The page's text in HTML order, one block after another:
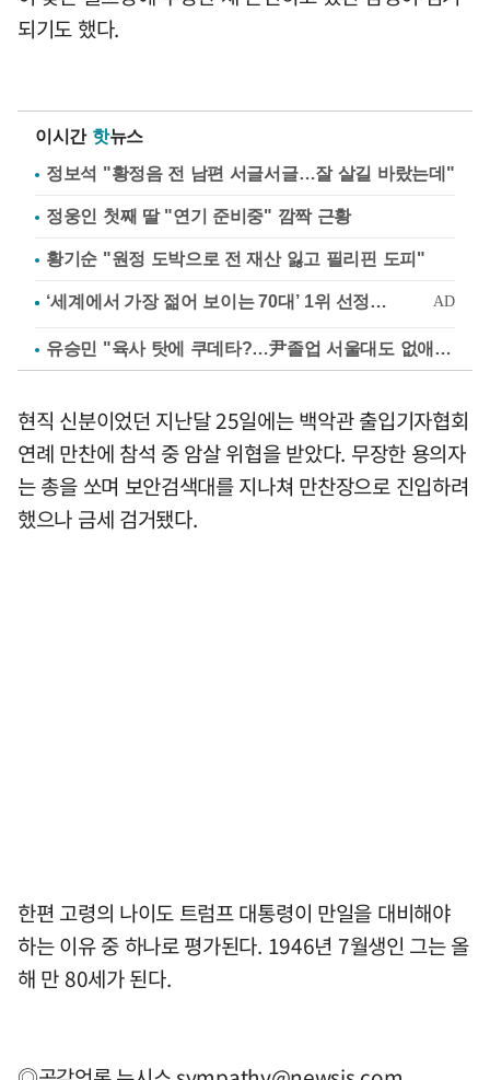
되기도 했다.
이시간 핫뉴스
정보석 "황정음 전 남편 서글서글…잘 살길 바랐는데"
정웅인 첫째 딸 "연기 준비중" 깜짝 근황
황기순 "원정 도박으로 전 재산 잃고 필리핀 도피"
유승민 "육사 탓에 쿠데타?…尹졸업 서울대도 없애나"
현직 신분이었던 지난달 25일에는 백악관 출입기자협회
연례 만찬에 참석 중 암살 위협을 받았다. 무장한 용의자
는 총을 쏘며 보안검색대를 지나쳐 만찬장으로 진입하려
했으나 금세 검거됐다.
한편 고령의 나이도 트럼프 대통령이 만일을 대비해야
하는 이유 중 하나로 평가된다. 1946년 7월생인 그는 올
해 만 80세가 된다.